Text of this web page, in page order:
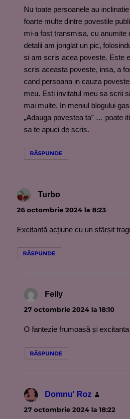
Nu toate persoanele au
foarte multe dintre povestile
mi-a fost transmisa, cu anumite
detalii am jonglat un pic,
si am scris acea poveste. Este
scris aceasta poveste, insa, a
cand persoana in cauza
meu. Esti invitatul meu sa scrii
mai multe. In meniul blogului
„Adauga povestea ta” … poate
sa te apuci de scris.
RĂSPUNDE
Turbo
26 octombrie 2024 la 8:23
Excitantă acțiune cu un sfârșit
RĂSPUNDE
Felly
27 octombrie 2024 la 18:10
O fantezie frumoasă și
RĂSPUNDE
Domnu' Roz
27 octombrie 2024 la 18:22